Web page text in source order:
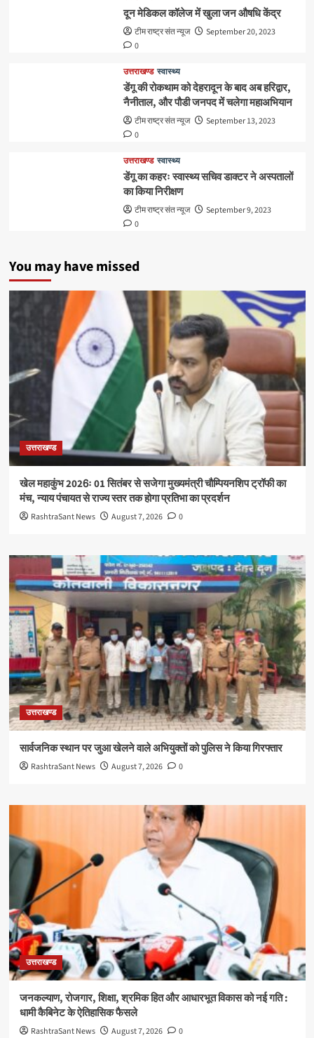
दून मेडिकल कॉलेज में खुला जन औषधि केंद्र
टीम राष्ट्र संत न्यूज
September 20, 2023
0
उत्तराखण्ड स्वास्थ्य
डेंगू की रोकथाम को देहरादून के बाद अब हरिद्वार,
नैनीताल, और पौडी जनपद में चलेगा महाअभियान
टीम राष्ट्र संत न्यूज
September 13, 2023
0
उत्तराखण्ड स्वास्थ्य
डेंगू का कहरः स्वास्थ्य सचिव डाक्टर ने अस्पतालों
का किया निरीक्षण
टीम राष्ट्र संत न्यूज
September 9, 2023
0
You may have missed
उत्तराखण्ड
खेल महाकुंभ 2026ः 01 सितंबर से सजेगा मुख्यमंत्री चौम्पियनशिप ट्रॉफी का
मंच, न्याय पंचायत से राज्य स्तर तक होगा प्रतिभा का प्रदर्शन
RashtraSant News August 7, 2026 0
उत्तराखण्ड
सार्वजनिक स्थान पर जुआ खेलने वाले अभियुक्तों को पुलिस ने किया गिरफ्तार
RashtraSant News August 7, 2026 0
उत्तराखण्ड
जनकल्याण, रोजगार, शिक्षा, श्रमिक हित और आधारभूत विकास को नई गति :
धामी कैबिनेट के ऐतिहासिक फैसले
RashtraSant News August 7, 2026 0